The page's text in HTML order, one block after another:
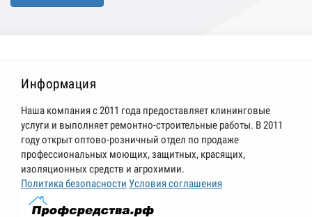
Информация
Наша компания с 2011 года предоставляет клининговые
услуги и выполняет ремонтно-строительные работы. В 2011
году открыт оптово-розничный отдел по продаже
профессиональных моющих, защитных, красящих,
изоляционных средств и агрохимии.
Политика безопасности Условия соглашения